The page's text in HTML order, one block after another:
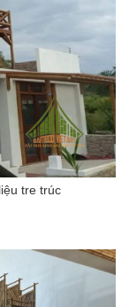
tre trúc